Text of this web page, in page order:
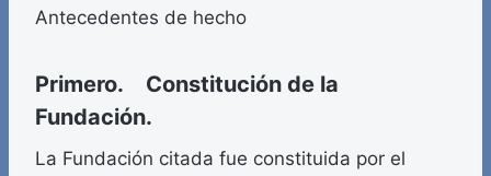
Antecedentes de hecho
Primero. Constitución de la
Fundación.
La Fundación citada fue constituida por el